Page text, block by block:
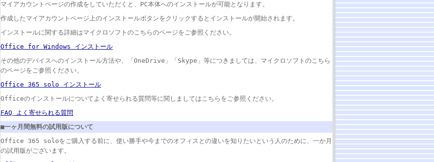
マイアカウントページの作成をしていただくと、PC本体へのインストールが可能となります。
作成したマイアカウントページ上のインストールボタンをクリックするとインストールが開始されます。
インストールに関する詳細はマイクロソフトのこちらのページをご参照ください。
Office for Windows インストール
その他のデバイスへのインストール方法や、「OneDrive」「Skype」等につきましては、マイクロソフトのこちら
のページをご参照ください。
Office 365 solo インストール
Officeのインストールについてよく寄せられる質問等に関しましてはこちらをご参照ください。
FAQ よく寄せられる質問
■一ヶ月間無料の試用版について
Office 365 soloをご購入する前に、使い勝手や今までのオフィスとの違いを知りたいという人のために、一か月
の試用版がございます。